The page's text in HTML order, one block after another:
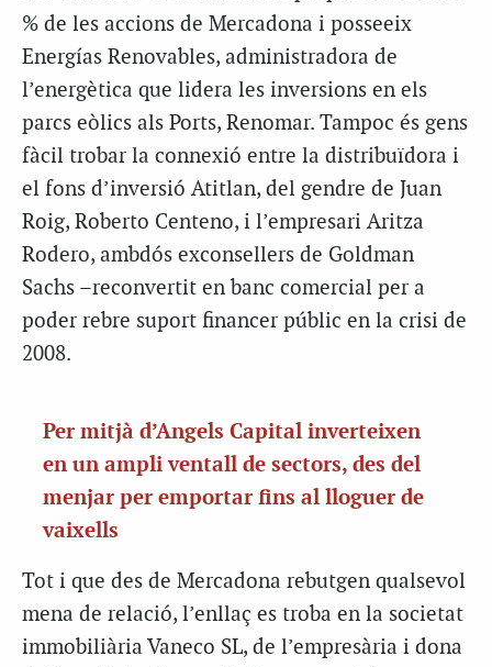
% de les accions de Mercadona i posseeix
Energías Renovables, administradora de
l’energètica que lidera les inversions en els
parcs eòlics als Ports, Renomar. Tampoc és gens
fàcil trobar la connexió entre la distribuïdora i
el fons d’inversió Atitlan, del gendre de Juan
Roig, Roberto Centeno, i l’empresari Aritza
Rodero, ambdós exconsellers de Goldman
Sachs –reconvertit en banc comercial per a
poder rebre suport financer públic en la crisi de
2008.
Per mitjà d’Angels Capital inverteixen
en un ampli ventall de sectors, des del
menjar per emportar fins al lloguer de
vaixells
Tot i que des de Mercadona rebutgen qualsevol
mena de relació, l’enllaç es troba en la societat
immobiliària Vaneco SL, de l’empresària i dona